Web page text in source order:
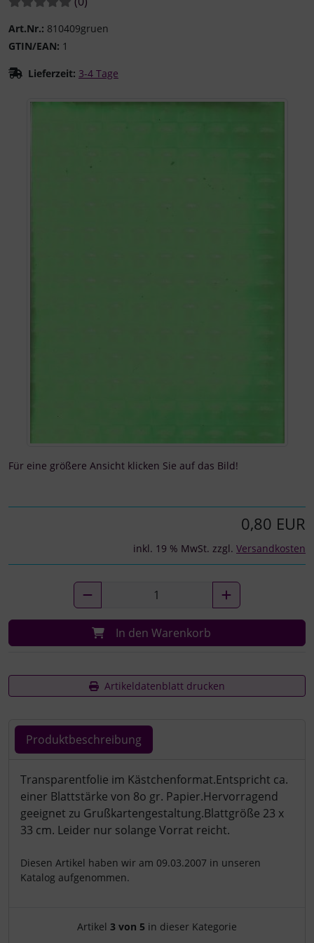
Art.Nr.: 810409gruen
GTIN/EAN: 1
Lieferzeit: 3-4 Tage
Wenn mehr als ein Produktbild existiert, können Sie die
Für eine größere Ansicht klicken Sie auf das Bild!
0,80 EUR
inkl. 19 % MwSt. zzgl. Versandkosten
In den Warenkorb
Artikeldatenblatt drucken
Produktbeschreibung
Produktbeschreibung
Transparentfolie im Kästchenformat.Entspricht ca.
einer Blattstärke von 8o gr. Papier.Hervorragend
geeignet zu Grußkartengestaltung.Blattgröße 23 x
33 cm. Leider nur solange Vorrat reicht.
Diesen Artikel haben wir am 09.03.2007 in unseren
Katalog aufgenommen.
Artikelnavigation innerhalb
Artikel 3 von 5 in dieser Kategorie